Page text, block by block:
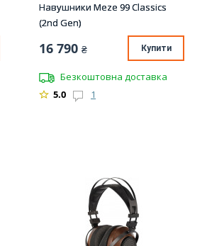
Навушники Meze 99 Classics
(2nd Gen)
16 790 ₴ Купити
Безкоштовна доставка
5.0
1